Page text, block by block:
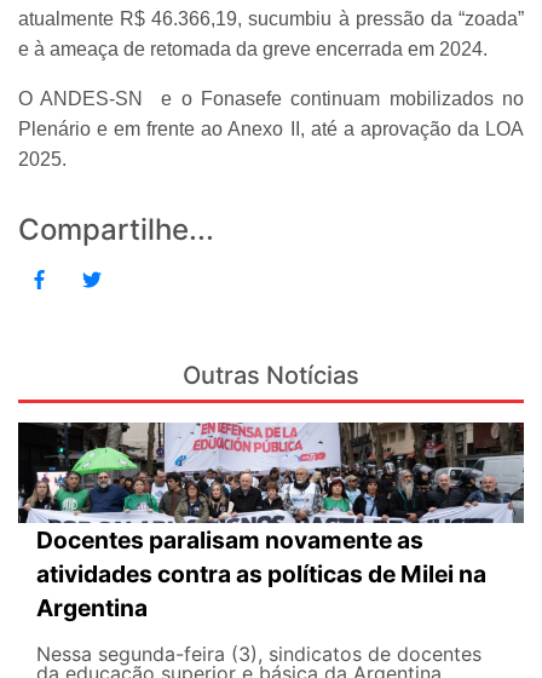
atualmente R$ 46.366,19, sucumbiu à pressão da “zoada”
e à ameaça de retomada da greve encerrada em 2024.
O ANDES-SN e o Fonasefe continuam mobilizados no
Plenário e em frente ao Anexo II, até a aprovação da LOA
2025.
Compartilhe...
Outras Notícias
Docentes paralisam novamente as
atividades contra as políticas de Milei na
Argentina
Nessa segunda-feira (3), sindicatos de docentes